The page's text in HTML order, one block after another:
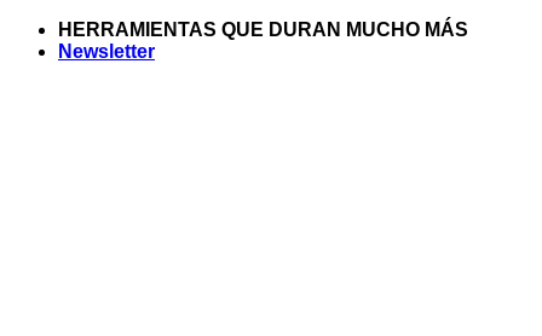
Saltar
HERRAMIENTAS QUE DURAN MUCHO MÁS
Newsletter